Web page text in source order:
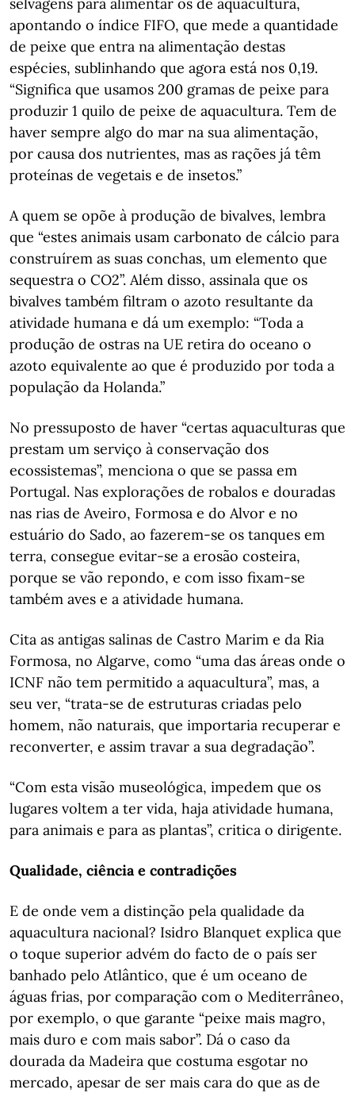
apontando o índice FIFO, que mede a quantidade
de peixe que entra na alimentação destas
espécies, sublinhando que agora está nos 0,19.
“Significa que usamos 200 gramas de peixe para
produzir 1 quilo de peixe de aquacultura. Tem de
haver sempre algo do mar na sua alimentação,
por causa dos nutrientes, mas as rações já têm
proteínas de vegetais e de insetos.”
A quem se opõe à produção de bivalves, lembra
que “estes animais usam carbonato de cálcio para
construírem as suas conchas, um elemento que
sequestra o CO2”. Além disso, assinala que os
bivalves também filtram o azoto resultante da
atividade humana e dá um exemplo: “Toda a
produção de ostras na UE retira do oceano o
azoto equivalente ao que é produzido por toda a
população da Holanda.”
No pressuposto de haver “certas aquaculturas que
prestam um serviço à conservação dos
ecossistemas”, menciona o que se passa em
Portugal. Nas explorações de robalos e douradas
nas rias de Aveiro, Formosa e do Alvor e no
estuário do Sado, ao fazerem-se os tanques em
terra, consegue evitar-se a erosão costeira,
porque se vão repondo, e com isso fixam-se
também aves e a atividade humana.
Cita as antigas salinas de Castro Marim e da Ria
Formosa, no Algarve, como “uma das áreas onde o
ICNF não tem permitido a aquacultura”, mas, a
seu ver, “trata-se de estruturas criadas pelo
homem, não naturais, que importaria recuperar e
reconverter, e assim travar a sua degradação”.
“Com esta visão museológica, impedem que os
lugares voltem a ter vida, haja atividade humana,
para animais e para as plantas”, critica o dirigente.
Qualidade, ciência e contradições
E de onde vem a distinção pela qualidade da
aquacultura nacional? Isidro Blanquet explica que
o toque superior advém do facto de o país ser
banhado pelo Atlântico, que é um oceano de
águas frias, por comparação com o Mediterrâneo,
por exemplo, o que garante “peixe mais magro,
mais duro e com mais sabor”. Dá o caso da
dourada da Madeira que costuma esgotar no
mercado, apesar de ser mais cara do que as de